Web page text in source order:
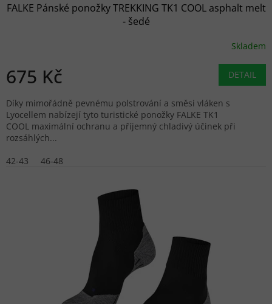
FALKE Pánské ponožky TREKKING TK1 COOL asphalt melt
- šedé
Skladem
675 Kč DETAIL
Díky mimořádně pevnému polstrování a směsi vláken s
Lyocellem nabízejí tyto turistické ponožky FALKE TK1
COOL maximální ochranu a příjemný chladivý účinek při
rozsáhlých...
42-43
46-48